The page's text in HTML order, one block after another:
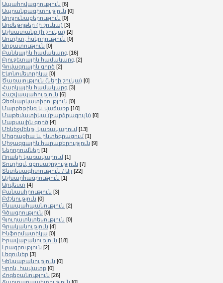
Ապահովագրություն [6]
Ապրանքագիտություն [0]
Արդյունաբերություն [0]
Արժեթղթեր (ի շուկա) [3]
Աշխատանք (ի շուկա) [2]
Աուդիտ, հսկողություն [0]
Աղքատություն [0]
Բանկային համակարգ [16]
Բյուջետային համակարգ [2]
Գովազդային գործ [2]
Էկոնոմետրիկա [0]
Ծառայություն (ների շուկա) [0]
Հարկային համակարգ [3]
Հաշվապահություն [6]
Ձեռնարկատիրություն [0]
Մարքեթինգ և վաճառք [10]
Մաթեմատիկա (բարձրագույն) [0]
Մաքսային գործ [4]
Մենեջմենթ, կառավարում [13]
Միգրացիա և ինտեգրացում [1]
Միջազգային հարաբերություն [9]
Ներդրումներ [1]
Որակի կառավարում [1]
Տուրիզմ, զբոսաշրջություն [7]
Տնտեսագիտություն / Այլ [22]
Աշխարհագրություն [1]
Արվեստ [4]
Բանասիրություն [3]
Բժշկություն [0]
Բնապահպանություն [2]
Գծագրություն [0]
Գյուղատնտեսություն [0]
Գրականություն [4]
Ինֆորմատիկա [0]
Իրավաբանություն [18]
Լրագրություն [2]
Լեզուներ [3]
Կենսաբանություն [0]
Կրոն, հավատք [0]
Հոգեբանություն [26]